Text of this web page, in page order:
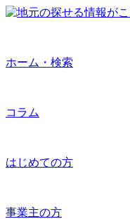
ホーム・検索
コラム
はじめての方
事業主の方